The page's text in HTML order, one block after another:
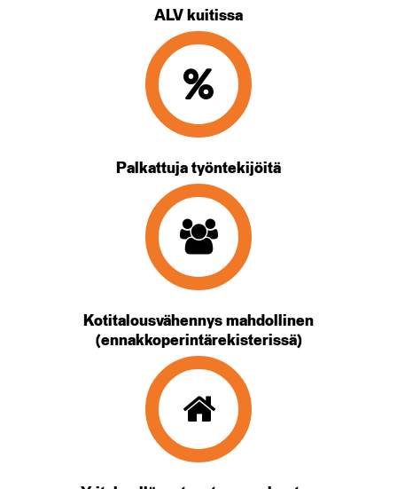
ALV kuitissa
Palkattuja työntekijöitä
Kotitalousvähennys mahdollinen
(ennakkoperintärekisterissä)